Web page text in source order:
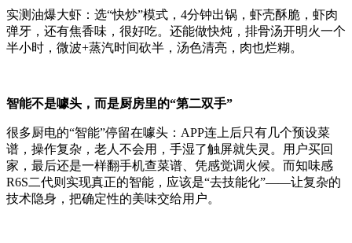
实测油爆大虾：选“快炒”模式，4分钟出锅，虾壳酥脆，虾肉
弹牙，还有焦香味，很好吃。还能做快炖，排骨汤开明火一个
半小时，微波+蒸汽时间砍半，汤色清亮，肉也烂糊。
智能不是噱头，而是厨房里的“第二双手”
很多厨电的“智能”停留在噱头：APP连上后只有几个预设菜
谱，操作复杂，老人不会用，手湿了触屏就失灵。用户买回
家，最后还是一样翻手机查菜谱、凭感觉调火候。而知味感
R6S二代则实现真正的智能，应该是“去技能化”——让复杂的
技术隐身，把确定性的美味交给用户。